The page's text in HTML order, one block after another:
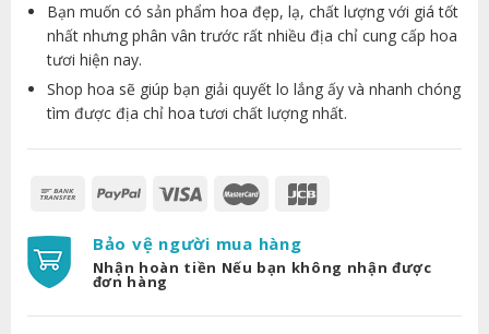
Bạn muốn có sản phẩm hoa đẹp, lạ, chất lượng với giá tốt
nhất nhưng phân vân trước rất nhiều địa chỉ cung cấp hoa
tươi hiện nay.
Shop hoa sẽ giúp bạn giải quyết lo lắng ấy và nhanh chóng
tìm được địa chỉ hoa tươi chất lượng nhất.
Bảo vệ người mua hàng
Nhận hoàn tiền Nếu bạn không nhận được
đơn hàng